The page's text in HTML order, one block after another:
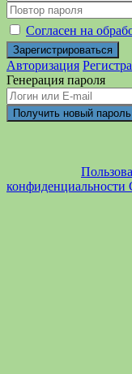
Согласен на
Авторизация
Генерация пароля
конфиденциальности